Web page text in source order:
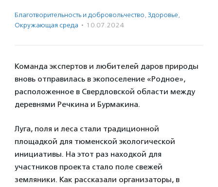
Благотвори­тель­ность и доброволь­чест­во, Здоровье,
Окружающая среда · 10.07.2024
Команда экспертов и любителей даров природы
вновь отправилась в экопоселение «Родное»,
расположенное в Свердловской области между
деревнями Речкина и Бурмакина.
Луга, поля и леса стали традиционной
площадкой для тюменской экологической
инициативы. На этот раз находкой для
участников проекта стало поле свежей
земляники. Как рассказали организаторы, в